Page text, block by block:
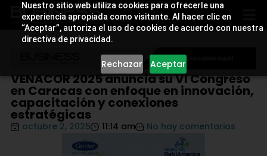
Nuestro sitio web utiliza cookies para ofrecerle una
experiencia apropiada como visitante. Al hacer clic en
“Aceptar”, autoriza el uso de cookies de acuerdo con nuestra
directiva de privacidad.
Rechazar Aceptar
VENACOR 2025 anuncia su VI Congreso
en Caracas con enfoque en innovación,
capacitación y conexiones
estratégicas
octubre 2, 2025 11:14 am No hay comentarios